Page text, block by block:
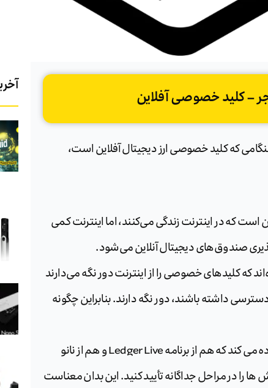
– کلید خصوصی آفلاین
که کلید خصوصی ارز دیجیتال آفلاین است،
است که در اینترنت زندگی می‌کنند، اما اینترنت کمی
صندوق‌های دیجیتال آنلاین می‌شود.
که کلیدهای خصوصی را از اینترنت دور نگه می‌دارند
دسترسی داشته باشند، دور نگه دارند. بنابراین چگونه
Ledger از یک سیستم کاملاً منحصر به فرد استفاده می کند که هم از برنامه Ledger Live و هم از نانو
را در مراحل جداگانه تأیید کنید. این بدان معناست